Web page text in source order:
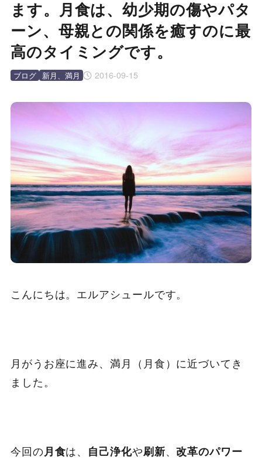
ます。月食は、幼少期の傷やパタ
ーン、母親との関係を癒すのに最
高のタイミングです。
2016-09-15
ブログ 新月、満月
こんにちは。エルアシュールです。
月がうお座に進み、満月（月食）に近づいてき
ました。
今回の月食は、 自己浄化や刷新、改革のパワー